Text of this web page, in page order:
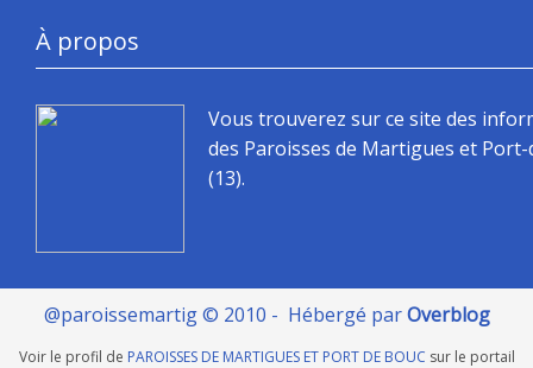
À propos
Vous trouverez sur ce site des
des Paroisses de Martigues et
(13).
@paroissemartig © 2010 - Hébergé parOverblog
Voir le profil de PAROISSES DE MARTIGUES ET PORT DE BOUC sur le portail